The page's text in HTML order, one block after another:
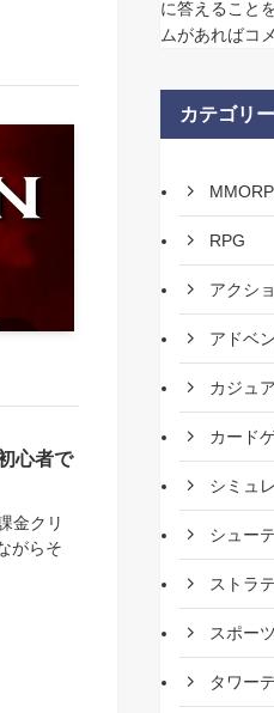
心者で
金クリ
がらそ
に答えること
ムがあればコ
カテゴリー
RPG
アクシ
アドベ
カジュ
カード
シミュ
シュー
ストラ
スポー
タワー